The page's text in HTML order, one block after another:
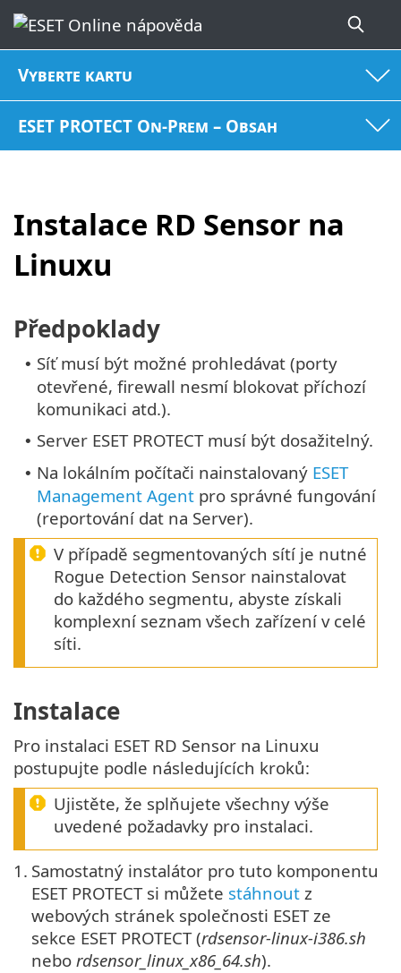
Vyberte kartu
ESET PROTECT On-Prem – Obsah
Instalace RD Sensor na
Linuxu
Předpoklady
• Síť musí být možné prohledávat (porty
otevřené, firewall nesmí blokovat příchozí
komunikaci atd.).
• Server ESET PROTECT musí být dosažitelný.
• Na lokálním počítači nainstalovaný ESET
Management Agent pro správné fungování
(reportování dat na Server).
V případě segmentovaných sítí je nutné
Rogue Detection Sensor nainstalovat
do každého segmentu, abyste získali
komplexní seznam všech zařízení v celé
síti.
Instalace
Pro instalaci ESET RD Sensor na Linuxu
postupujte podle následujících kroků:
Ujistěte, že splňujete všechny výše
uvedené požadavky pro instalaci.
1. Samostatný instalátor pro tuto komponentu
ESET PROTECT si můžete stáhnout z
webových stránek společnosti ESET ze
sekce ESET PROTECT (rdsensor-linux-i386.sh
nebo rdsensor_linux_x86_64.sh).